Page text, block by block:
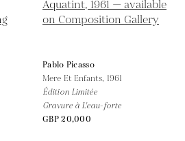
Pablo Picasso
Mere Et Enfants, 1961
Édition Limitée
Gravure à L'eau-forte
GBP 20,000